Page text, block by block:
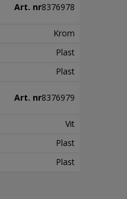
Art. nr8376978
Krom
Plast
Plast
Art. nr8376979
Vit
Plast
Plast